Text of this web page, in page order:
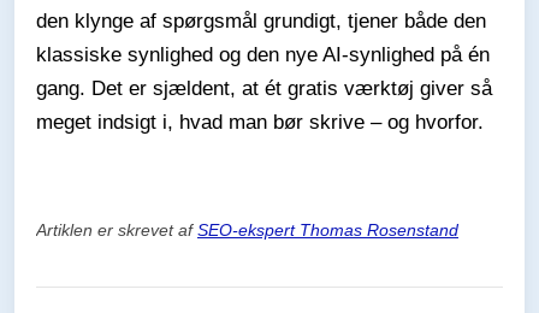
den klynge af spørgsmål grundigt, tjener både den
klassiske synlighed og den nye AI-synlighed på én
gang. Det er sjældent, at ét gratis værktøj giver så
meget indsigt i, hvad man bør skrive – og hvorfor.
Artiklen er skrevet afSEO-ekspert Thomas Rosenstand